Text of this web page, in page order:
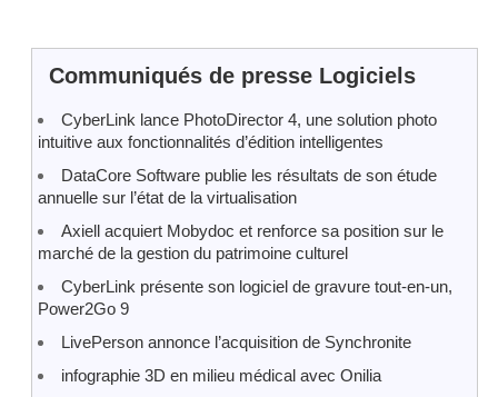
Communiqués de presse Logiciels
CyberLink lance PhotoDirector 4, une solution photo
intuitive aux fonctionnalités d’édition intelligentes
DataCore Software publie les résultats de son étude
annuelle sur l’état de la virtualisation
Axiell acquiert Mobydoc et renforce sa position sur le
marché de la gestion du patrimoine culturel
CyberLink présente son logiciel de gravure tout-en-un,
Power2Go 9
LivePerson annonce l’acquisition de Synchronite
infographie 3D en milieu médical avec Onilia